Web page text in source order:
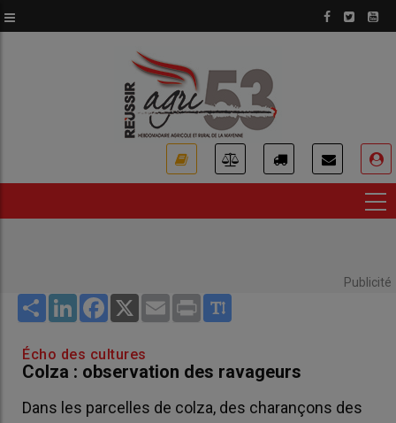
au
Publicité
Share LinkedInFacebook
X Email Print
Écho des cultures
Colza : observation des ravageurs
Dans les parcelles de colza, des charançons des